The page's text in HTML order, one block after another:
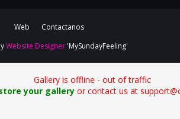
Web
Contactanos
Website Designer 'MySundayFeeling'
Gallery is offline - out of traffic
your galleryor contact us at